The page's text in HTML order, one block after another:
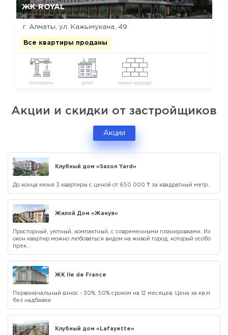
ЖК ROYAL
г. Алматы, ул. Кажымукана, 49
Все квартиры проданы
построен элит моно-каркас
Акции и скидки от застройщиков
Акции
Клубный дом «Saxon Yard»
До конца июня 3 квартиры с ценой от 650 000 ₸ за квадратный метр.
Жилой Дом «Жануя»
Просторный, уютный, компактный, с современными планировками. Из
окон квартир можно любоваться видом на живой город, который особо
прек...
ЖК Ile de France
Первоначальный взнос - 30%, 50% сроком на 12 месяцев. Цена за кв.м
без надбавки
Клубный дом «Lafayette»